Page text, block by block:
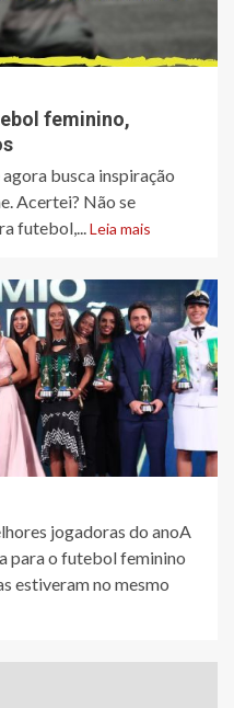
feminino,
busca inspiração
Acertei? Não se
futebol,...Leia mais
jogadoras do anoA
para o futebol feminino
estiveram no mesmo